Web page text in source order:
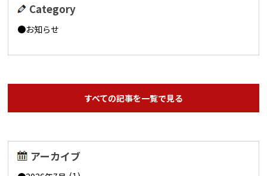
Category
お知らせ
すべての記事を一覧で見る
アーカイブ